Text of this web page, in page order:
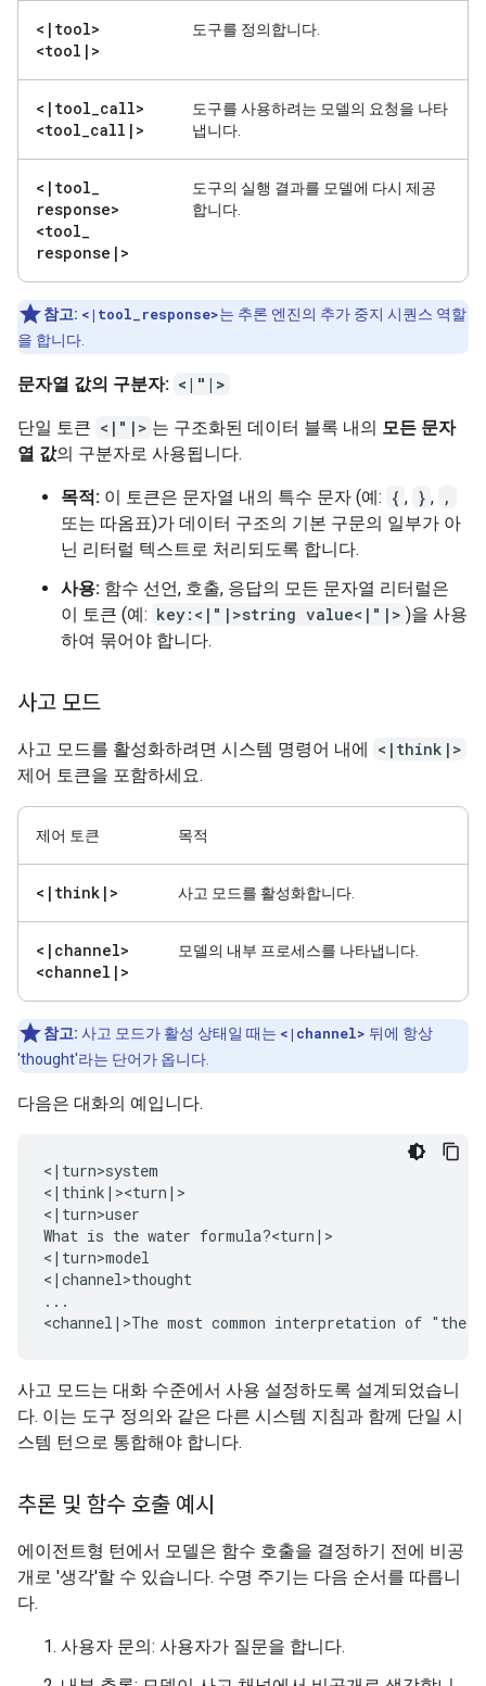
< | tool>
<tool | >
도구를 정의합니다.
< | tool_call>
<tool_call | >
도구를 사용하려는 모델의 요청을 나타
냅니다.
< | tool_
response>
<tool_
response | >
도구의 실행 결과를 모델에 다시 제공
합니다.
참고: <|tool_response>는 추론 엔진의 추가 중지 시퀀스 역할
을 합니다.
문자열 값의 구분자: <|"|>
단일 토큰 <|"|> 는 구조화된 데이터 블록 내의 모든 문자
열 값의 구분자로 사용됩니다.
목적: 이 토큰은 문자열 내의 특수 문자 (예: { , } , ,
또는 따옴표)가 데이터 구조의 기본 구문의 일부가 아
닌 리터럴 텍스트로 처리되도록 합니다.
사용: 함수 선언, 호출, 응답의 모든 문자열 리터럴은
이 토큰 (예: key:<|"|>string value<|"|> )을 사용
하여 묶어야 합니다.
사고 모드
사고 모드를 활성화하려면 시스템 명령어 내에 <|think|>
제어 토큰을 포함하세요.
제어 토큰 목적
< | think | > 사고 모드를 활성화합니다.
< | channel>
<channel | >
모델의 내부 프로세스를 나타냅니다.
참고: 사고 모드가 활성 상태일 때는 <|channel> 뒤에 항상
'thought'라는 단어가 옵니다.
다음은 대화의 예입니다.
<|turn>system
<|think|><turn|>
<|turn>user
What is the water formula?<turn|>
<|turn>model
<|channel>thought
...
사고 모드는 대화 수준에서 사용 설정하도록 설계되었습니
다. 이는 도구 정의와 같은 다른 시스템 지침과 함께 단일 시
스템 턴으로 통합해야 합니다.
추론 및 함수 호출 예시
에이전트형 턴에서 모델은 함수 호출을 결정하기 전에 비공
개로 '생각'할 수 있습니다. 수명 주기는 다음 순서를 따릅니
다.
사용자 문의: 사용자가 질문을 합니다.